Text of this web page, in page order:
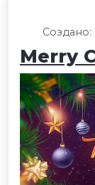
Создано:
Merry